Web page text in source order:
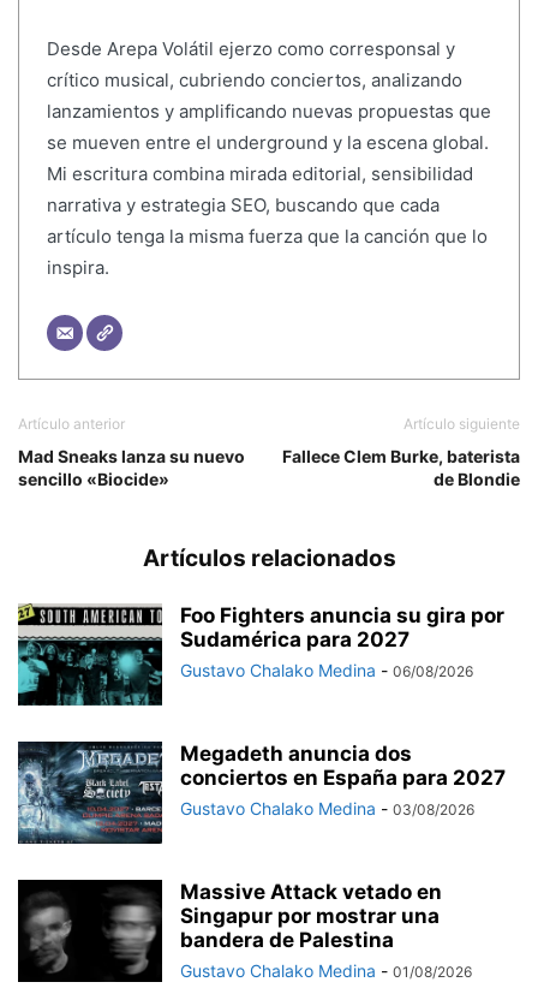
Desde Arepa Volátil ejerzo como corresponsal y
crítico musical, cubriendo conciertos, analizando
lanzamientos y amplificando nuevas propuestas que
se mueven entre el underground y la escena global.
Mi escritura combina mirada editorial, sensibilidad
narrativa y estrategia SEO, buscando que cada
artículo tenga la misma fuerza que la canción que lo
inspira.
Artículo anterior
Mad Sneaks lanza su nuevo
sencillo «Biocide»
Artículo siguiente
Fallece Clem Burke, baterista
de Blondie
Artículos relacionados
Foo Fighters anuncia su gira por
Sudamérica para 2027
Gustavo Chalako Medina - 06/08/2026
Megadeth anuncia dos
conciertos en España para 2027
Gustavo Chalako Medina - 03/08/2026
Massive Attack vetado en
Singapur por mostrar una
bandera de Palestina
Gustavo Chalako Medina - 01/08/2026